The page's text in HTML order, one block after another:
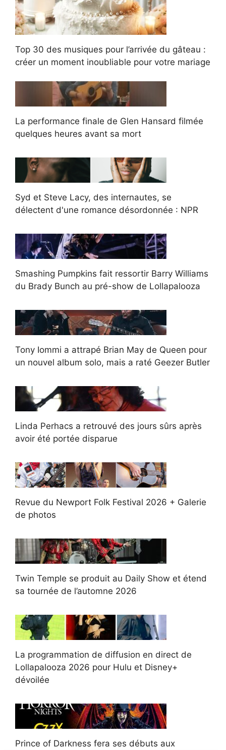
Top 30 des musiques pour l’arrivée du gâteau :
créer un moment inoubliable pour votre mariage
La performance finale de Glen Hansard filmée
quelques heures avant sa mort
Syd et Steve Lacy, des internautes, se
délectent d'une romance désordonnée : NPR
Smashing Pumpkins fait ressortir Barry Williams
du Brady Bunch au pré-show de Lollapalooza
Tony Iommi a attrapé Brian May de Queen pour
un nouvel album solo, mais a raté Geezer Butler
Linda Perhacs a retrouvé des jours sûrs après
avoir été portée disparue
Revue du Newport Folk Festival 2026 + Galerie
de photos
Twin Temple se produit au Daily Show et étend
sa tournée de l’automne 2026
La programmation de diffusion en direct de
Lollapalooza 2026 pour Hulu et Disney+
dévoilée
Prince of Darkness fera ses débuts aux